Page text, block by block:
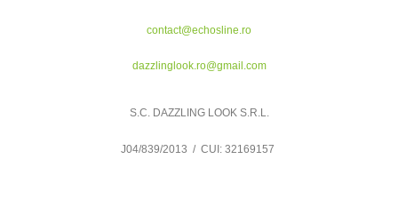
contact@echosline.ro
dazzlinglook.ro@gmail.com
S.C. DAZZLING LOOK S.R.L.
J04/839/2013 / CUI: 32169157